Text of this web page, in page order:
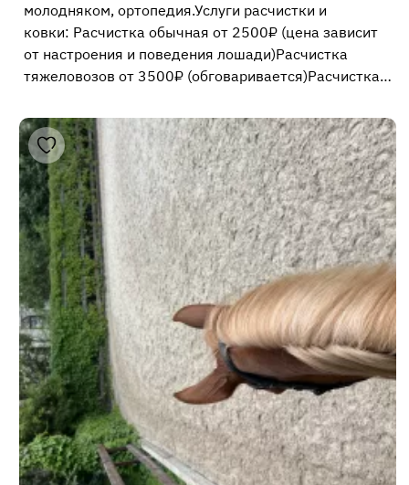
молодняком, ортопедия.Услуги расчистки и
ковки: Расчистка обычная от 2500₽ (цена зависит
от настроения и поведения лошади)Расчистка
тяжеловозов от 3500₽ (обговаривается)Расчистка…